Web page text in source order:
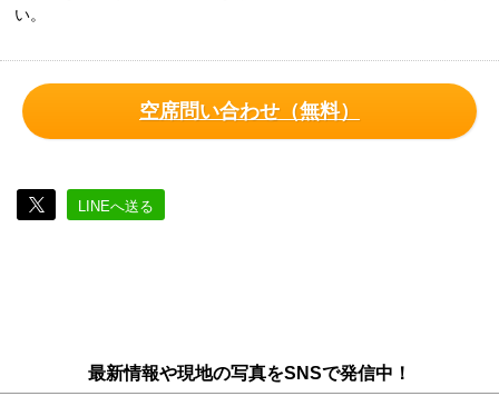
い。
空席問い合わせ（無料）
LINEへ送る
最新情報や現地の写真をSNSで発信中！